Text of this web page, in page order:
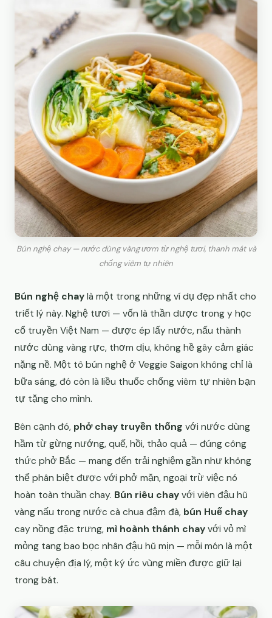
Bún nghệ chay — nước dùng vàng ươm từ nghệ tươi, thanh mát và
chống viêm tự nhiên
Bún nghệ chay là một trong những ví dụ đẹp nhất cho
triết lý này. Nghệ tươi — vốn là thần dược trong y học
cổ truyền Việt Nam — được ép lấy nước, nấu thành
nước dùng vàng rực, thơm dịu, không hề gây cảm giác
nặng nề. Một tô bún nghệ ở Veggie Saigon không chỉ là
bữa sáng, đó còn là liều thuốc chống viêm tự nhiên bạn
tự tặng cho mình.
Bên cạnh đó, phở chay truyền thống với nước dùng
hầm từ gừng nướng, quế, hồi, thảo quả — đúng công
thức phở Bắc — mang đến trải nghiệm gần như không
thể phân biệt được với phở mặn, ngoại trừ việc nó
hoàn toàn thuần chay. Bún riêu chay với viên đậu hũ
vàng nấu trong nước cà chua đậm đà, bún Huế chay
cay nồng đặc trưng, mì hoành thánh chay với vỏ mì
mỏng tang bao bọc nhân đậu hũ mịn — mỗi món là một
câu chuyện địa lý, một ký ức vùng miền được giữ lại
trong bát.